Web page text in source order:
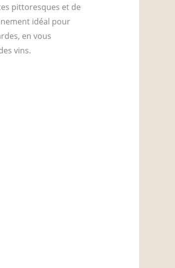
pittoresques et de
idéal pour
en vous
vins.